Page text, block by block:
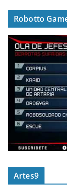
Robotto
Artes9